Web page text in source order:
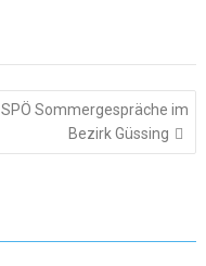
SPÖ Sommergespräche im
Bezirk Güssing